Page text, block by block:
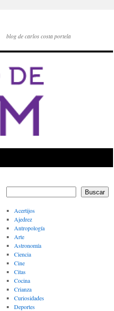
blog de carlos costa portela
Buscar
Acertijos
Ajedrez
Antropología
Arte
Astronomía
Ciencia
Cine
Citas
Cocina
Crianza
Curiosidades
Deportes